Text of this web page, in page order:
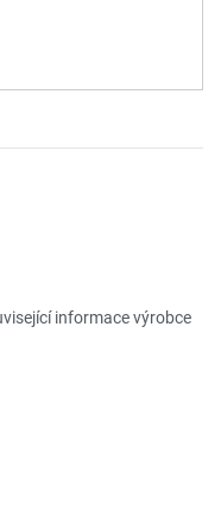
informace výrobce